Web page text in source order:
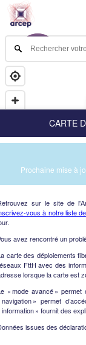
CARTE
Prochaine mise à
sur le site de
vous à notre liste
avez rencontré un
carte des déploiements
FttH avec des
lorsque la carte est
« mode avancé » permet
navigation » permet
information » fournit des
issues des
NAV